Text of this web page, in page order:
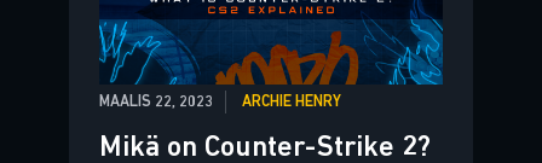
MAALIS 22, 2023 ARCHIE HENRY
Mikä on Counter-Strike 2?